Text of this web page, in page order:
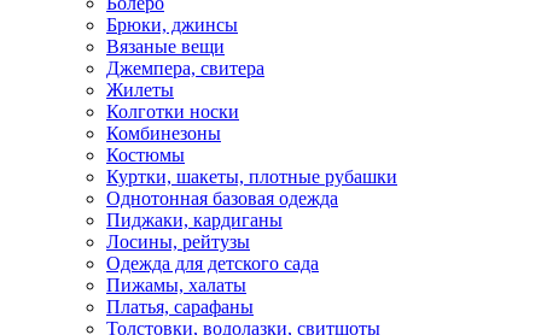
Брюки, джинсы
Вязаные вещи
Джемпера, свитера
Жилеты
Колготки носки
Комбинезоны
Костюмы
Куртки, шакеты, плотные рубашки
Однотонная базовая одежда
Пиджаки, кардиганы
Лосины, рейтузы
Одежда для детского сада
Пижамы, халаты
Платья, сарафаны
Толстовки, водолазки, свитшоты